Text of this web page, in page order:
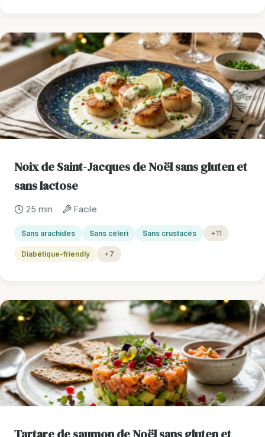
Noix de Saint-Jacques de Noël sans gluten et
sans lactose
25 min Facile
Sans arachides Sans céleri Sans crustacés +11
Diabétique-friendly +7